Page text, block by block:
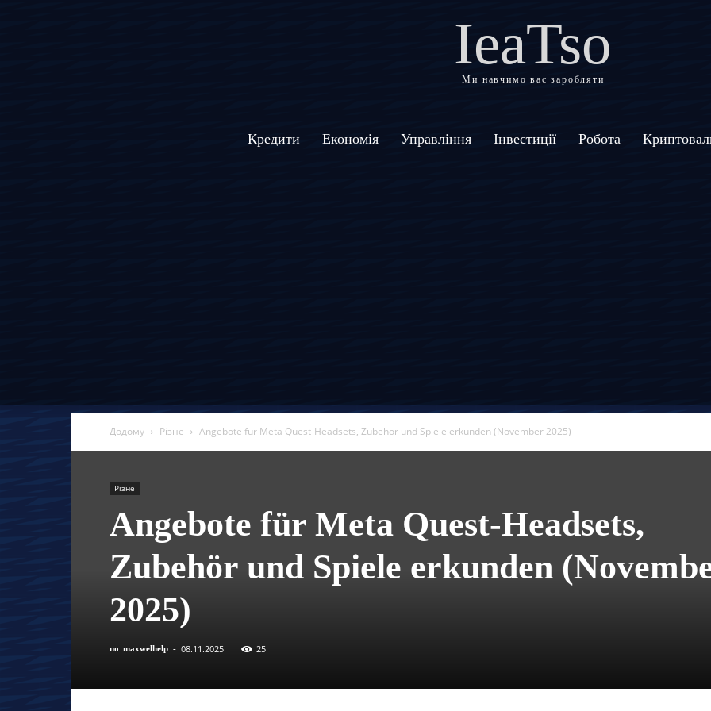
IeaTso
Ми навчимо вас заробляти
Кредити Економія Управління Інвестиції Робота
Додому Різне Angebote für Meta Quest-Headsets, Zubehör und Spiele erkunden (November 2025)
Різне
Angebote für Meta Quest-Headsets,
Zubehör und Spiele erkunden
2025)
по maxwelhelp - 08.11.2025 25